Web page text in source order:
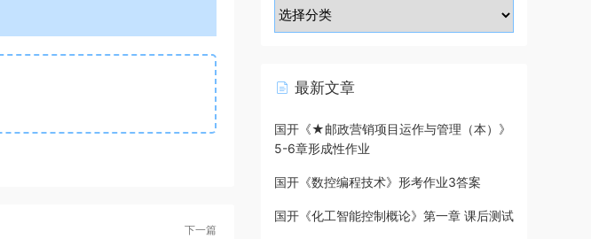
下一篇
最新文章
国开《★邮政营销项目运作与管理（本）》
5-6章形成性作业
国开《数控编程技术》形考作业3答案
国开《化工智能控制概论》第一章 课后测试